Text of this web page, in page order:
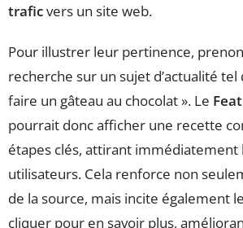
traficvers un site web.
Pour illustrer leur pertinence,
recherche sur un sujet d’actualité
faire un gâteau au chocolat ». Le
pourrait donc afficher une recette
étapes clés, attirant immédiatement
utilisateurs. Cela renforce non
de la source, mais incite également
cliquer pour en savoir plus,